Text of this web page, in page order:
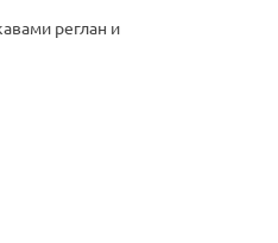
реглан и